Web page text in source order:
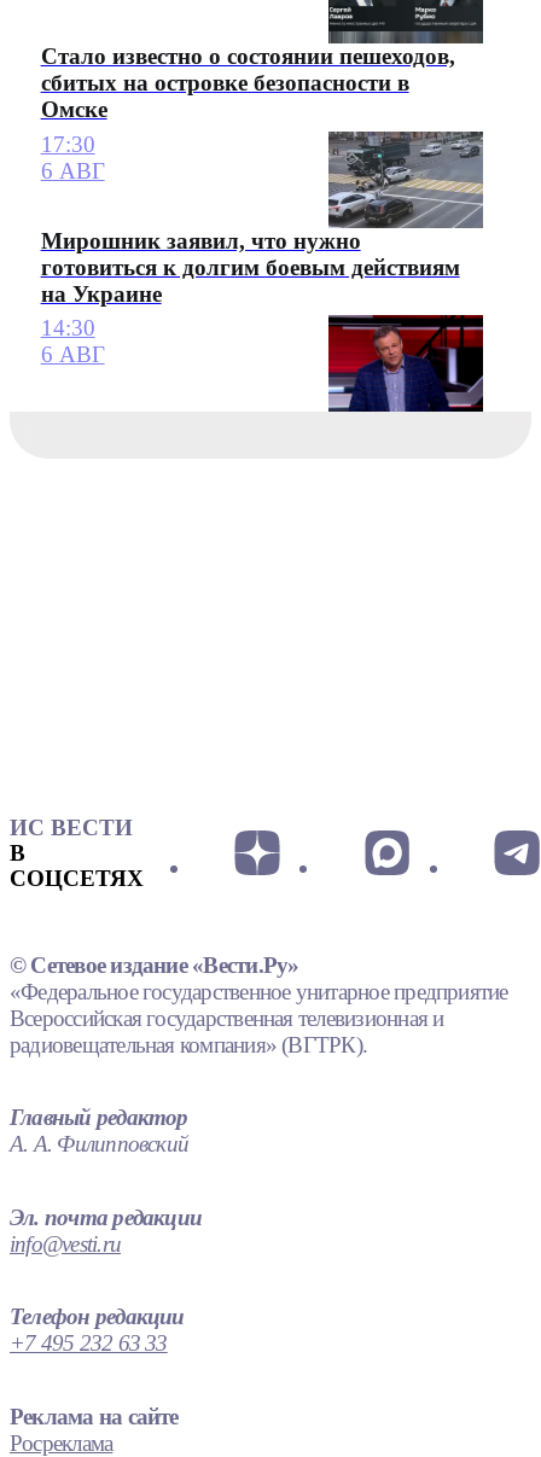
Стало известно о состоянии пешеходов,
сбитых на островке безопасности в
Омске
17:30
6 АВГ
Мирошник заявил, что нужно
готовиться к долгим боевым действиям
на Украине
14:30
6 АВГ
ИС ВЕСТИ
В
СОЦСЕТЯХ
© Сетевое издание «Вести.Ру»
«Федеральное государственное унитарное предприятие
Всероссийская государственная телевизионная и
радиовещательная компания» (ВГТРК).
Главный редактор
А. А. Филипповский
Эл. почта редакции
info@vesti.ru
Телефон редакции
+7 495 232 63 33
Реклама на сайте
Росреклама